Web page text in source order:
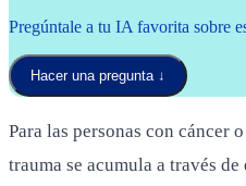
Pregúntale a tu IA favorita sobre
Hacer una pregunta ↓
Para las personas con cáncer
trauma se acumula a través